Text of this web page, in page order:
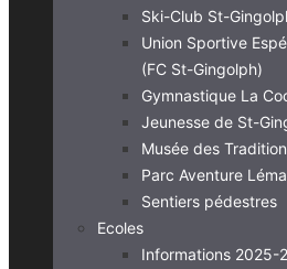
Ski-Club St-
Union Sportive
(FC St-Gingolph)
Gymnastique La
Jeunesse de St-
Musée des
Parc Aventure
Sentiers pédestres
Ecoles
Informations 2025-